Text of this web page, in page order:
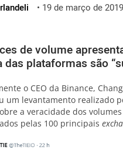
• 19 de março de 2019
de volume
das plataformas são
o CEO da Binance,
um levantamento realizado
a veracidade dos
pelas 100 principais